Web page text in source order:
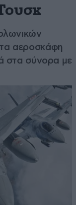
αεροσκάφη
στα σύνορα με